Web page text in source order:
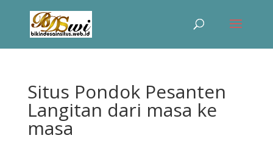
Situs Pondok Pesanten
Langitan dari masa ke
masa